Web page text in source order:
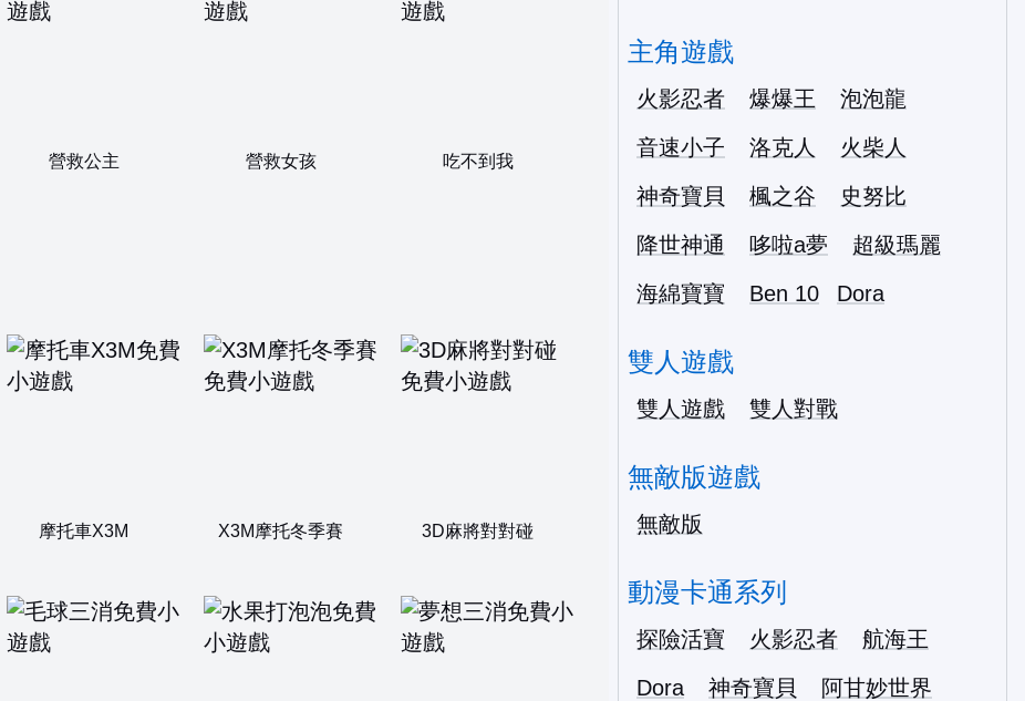
營救公主 營救女孩 吃不到我
摩托車X3M X3M摩托冬季賽 3D麻將對對碰
主角遊戲
火影忍者 爆爆王
泡泡龍
音速小子
洛克人
火柴人
神奇寶貝
楓之谷
史努比
降世神通
哆啦a夢
超級瑪麗
海綿寶寶
Ben 10 Dora
雙人遊戲
雙人遊戲 雙人對戰
無敵版遊戲
無敵版
動漫卡通系列
探險活寶 火影忍者
航海王
Dora
神奇寶貝
阿甘妙世界